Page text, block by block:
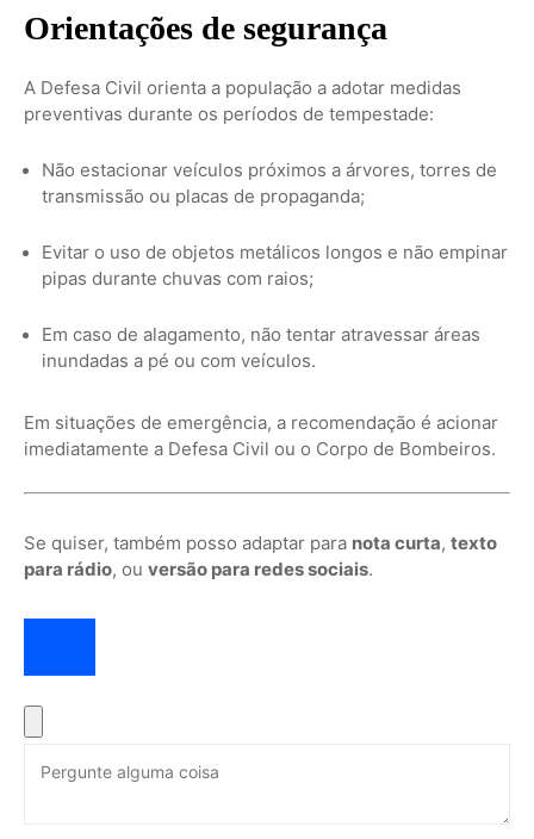
Orientações de segurança
A Defesa Civil orienta a população a adotar medidas
preventivas durante os períodos de tempestade:
Não estacionar veículos próximos a árvores, torres de
transmissão ou placas de propaganda;
Evitar o uso de objetos metálicos longos e não empinar
pipas durante chuvas com raios;
Em caso de alagamento, não tentar atravessar áreas
inundadas a pé ou com veículos.
Em situações de emergência, a recomendação é acionar
imediatamente a Defesa Civil ou o Corpo de Bombeiros.
Se quiser, também posso adaptar para nota curta, texto
para rádio, ou versão para redes sociais.